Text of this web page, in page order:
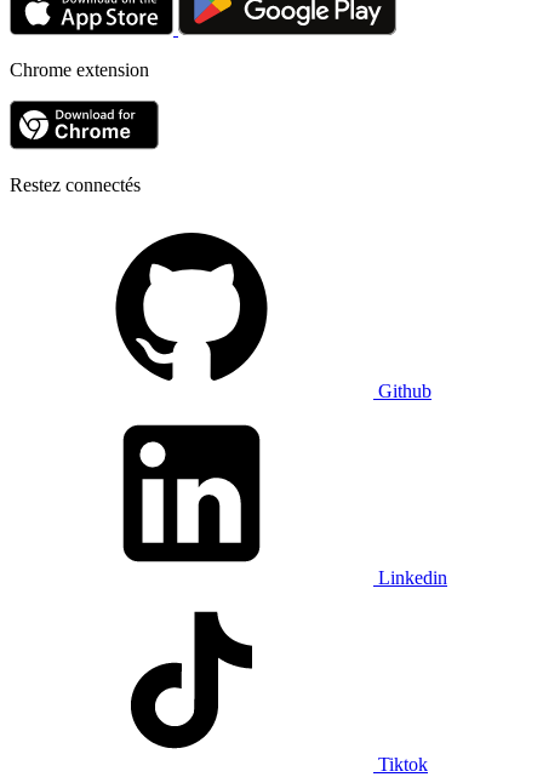
Chrome extension
Restez connectés
Github
Linkedin
Tiktok